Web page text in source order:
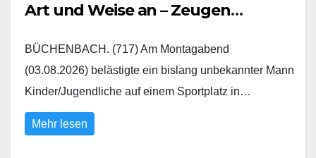
Art und Weise an – Zeugen
BÜCHENBACH. (717) Am Montagabend
(03.08.2026) belästigte ein bislang unbekannter Mann
Kinder/Jugendliche auf einem Sportplatz in…
Mehr lesen